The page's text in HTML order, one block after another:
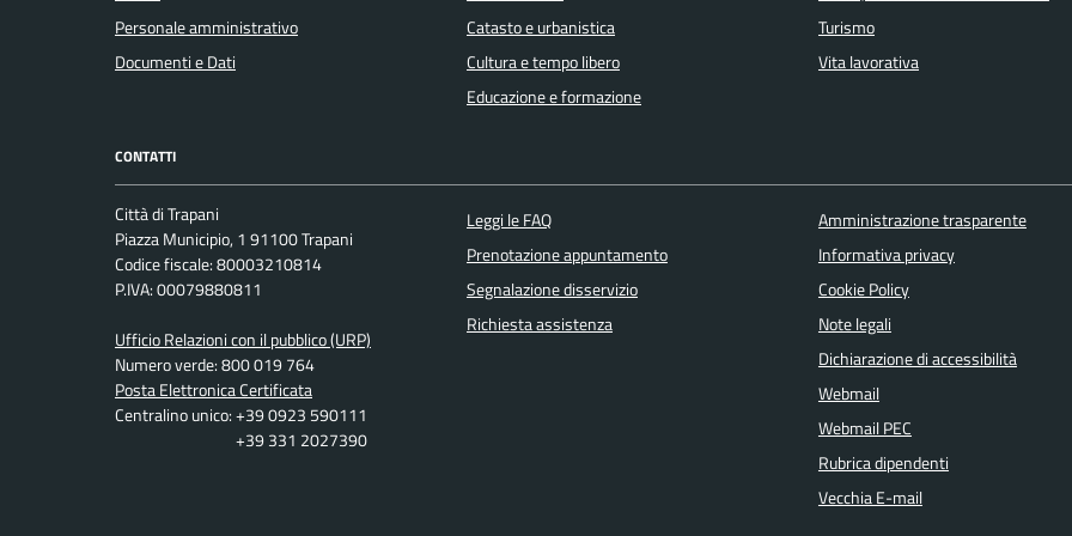
Personale amministrativo
Documenti e Dati
Catasto e urbanistica
Cultura e tempo libero
Educazione e formazione
Turismo
Vita lavorativa
CONTATTI
Città di Trapani
Piazza Municipio, 1 91100 Trapani
Codice fiscale: 80003210814
P.IVA: 00079880811
Ufficio Relazioni con il pubblico (URP)
Numero verde: 800 019 764
Posta Elettronica Certificata
Centralino unico: +39 0923 590111
+39 331 2027390
Leggi le FAQ
Prenotazione appuntamento
Segnalazione disservizio
Richiesta assistenza
Amministrazione trasparente
Informativa privacy
Cookie Policy
Note legali
Dichiarazione di accessibilità
Webmail
Webmail PEC
Rubrica dipendenti
Vecchia E-mail